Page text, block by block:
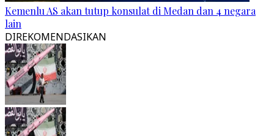
Kemenlu AS akan tutup konsulat di Medan dan 4 negara
lain
DIREKOMENDASIKAN